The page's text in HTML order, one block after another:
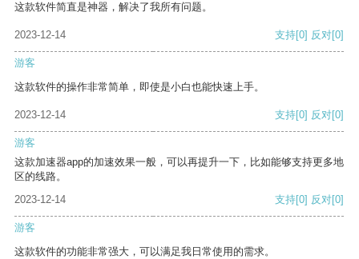
这款软件简直是神器，解决了我所有问题。
2023-12-14 支持[0] 反对[0]
游客
这款软件的操作非常简单，即使是小白也能快速上手。
2023-12-14 支持[0] 反对[0]
游客
这款加速器app的加速效果一般，可以再提升一下，比如能够支持更多地
区的线路。
2023-12-14
支持[0] 反对[0]
游客
这款软件的功能非常强大，可以满足我日常使用的需求。